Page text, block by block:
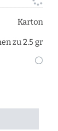
Karton
zu 2.5 gr